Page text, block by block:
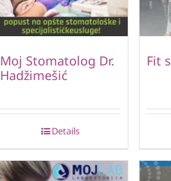
Moj Stomatolog Dr.
Hadžimešić
Details
Fit